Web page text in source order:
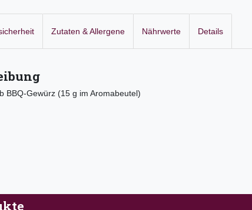
Zutaten & Allergene Nährwerte Details
BBQ-Gewürz (15 g im Aromabeutel)